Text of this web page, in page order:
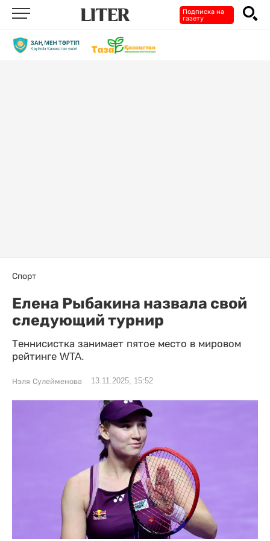
Подписка на
газету
Спорт
Елена Рыбакина назвала свой
следующий турнир
Теннисистка занимает пятое место в мировом
рейтинге WTA.
Нэля Сулейменова 13.11.2025, 15:52